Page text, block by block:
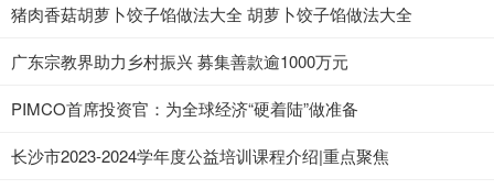
猪肉香菇胡萝卜饺子馅做法大全 胡萝卜饺子馅做法大全
广东宗教界助力乡村振兴 募集善款逾1000万元
PIMCO首席投资官：为全球经济“硬着陆”做准备
长沙市2023-2024学年度公益培训课程介绍|重点聚焦